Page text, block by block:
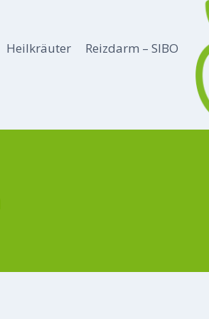
Heilkräuter Reizdarm – SIBO